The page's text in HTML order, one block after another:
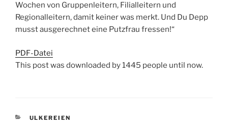
Wochen von Gruppenleitern, Filialleitern und
Regionalleitern, damit keiner was merkt. Und Du Depp
musst ausgerechnet eine Putzfrau fressen!“
PDF-Datei
This post was downloaded by 1445 people until now.
KATEGORIEN
ULKEREIEN